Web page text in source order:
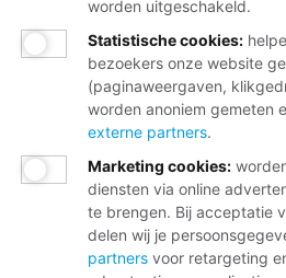
worden uitgeschakeld.
Statistische cookies:
bezoekers onze website
(paginaweergaven,
worden anoniem gemeten
externe partners.
Marketing cookies:
diensten via online
te brengen. Bij acceptatie
delen wij je
partners voor retargeting